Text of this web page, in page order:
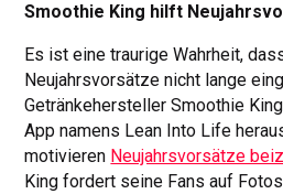
Smoothie King hilft
Es ist eine traurige Wahrheit,
Neujahrsvorsätze nicht lange
Getränkehersteller Smoothie
App namens Lean Into Life
motivieren Neujahrsvorsätze
King fordert seine Fans auf